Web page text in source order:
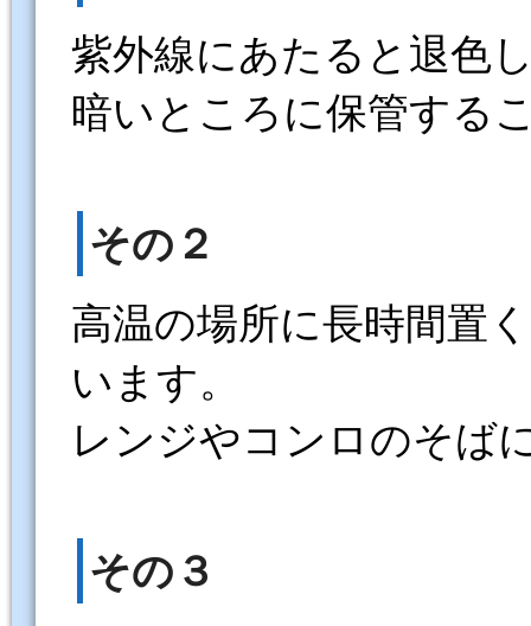
紫外線にあたると退色
暗いところに保管する
その２
高温の場所に長時間置
います。
レンジやコンロのそば
その３